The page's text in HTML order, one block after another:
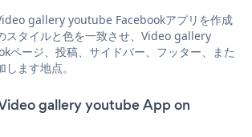
gallery youtube Facebookアプリを作成
スタイルと色を一致させ、Video gallery
ページ、投稿、サイドバー、フッター、また
ます地点。
gallery youtube App on